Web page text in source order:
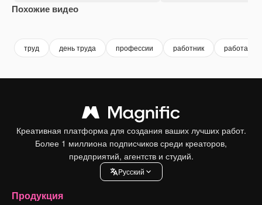
Похожие видео
труд день труда профессии работник работа
Креативная платформа для создания ваших лучших работ.
Более 1 миллиона подписчиков среди креаторов,
предприятий, агентств и студий.
Pусский
Продукция